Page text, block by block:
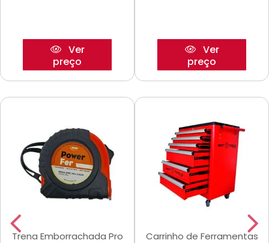
Ver
preço
Ver
preço
Trena Emborrachada Pro
Carrinho de Ferramentas